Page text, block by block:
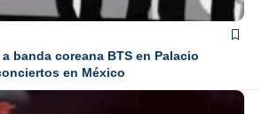
banda coreana BTS en Palacio
en México